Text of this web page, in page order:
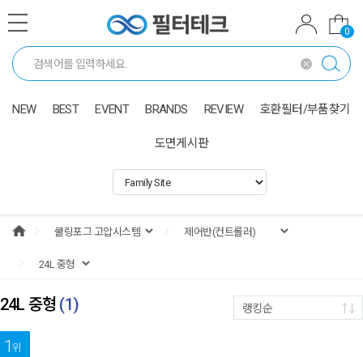
0
NEW BEST EVENT BRANDS REVIEW 호환필터/부품찾기
도면게시판
24L 중형 (1) 랭킹순
1위